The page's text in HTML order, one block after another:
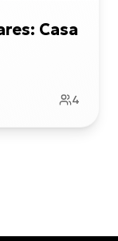
Casa
4